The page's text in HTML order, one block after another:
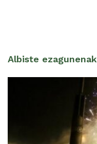
Albiste ezagunenak